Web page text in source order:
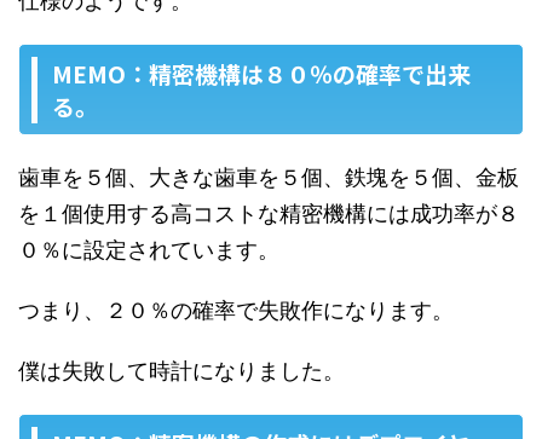
MEMO：精密機構は８０％の確率で出来
る。
歯車を５個、大きな歯車を５個、鉄塊を５個、金板
を１個使用する高コストな精密機構には成功率が８
０％に設定されています。
つまり、２０％の確率で失敗作になります。
僕は失敗して時計になりました。